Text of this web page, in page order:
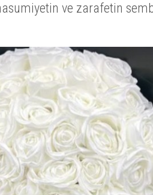
ve zarafetin